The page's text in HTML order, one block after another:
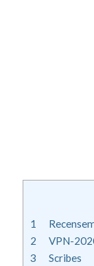
1
2
VPN-
3
Scribes